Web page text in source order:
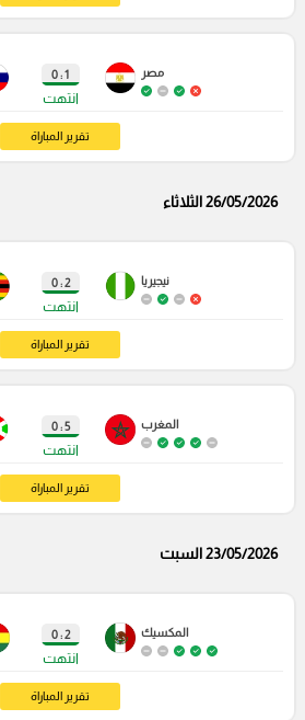
مصر 1 : 0
انتهت
تقرير المباراة
26/05/2026 الثلاثاء
نيجيريا 2 : 0
انتهت
تقرير المباراة
المغرب 5 : 0
انتهت
تقرير المباراة
23/05/2026 السبت
المكسيك 2 : 0
انتهت
تقرير المباراة